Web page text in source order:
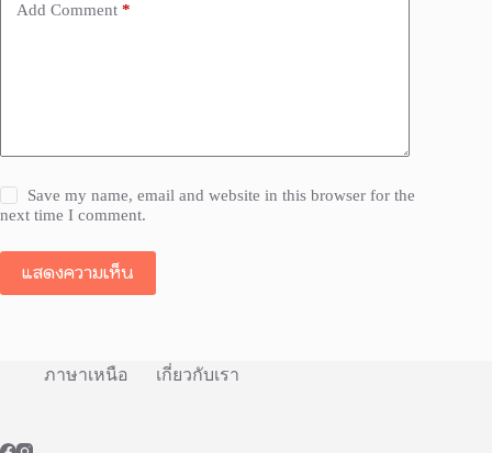
Add Comment *
Save my name, email and website in this browser for the
next time I comment.
แสดงความเห็น
ภาษาเหนือ เกี่ยวกับเรา